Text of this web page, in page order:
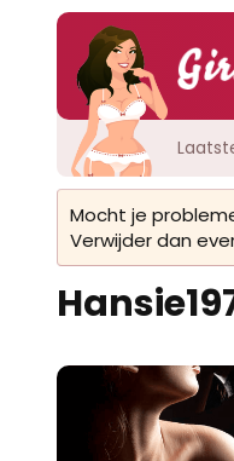
Mocht je
Verwijder dan